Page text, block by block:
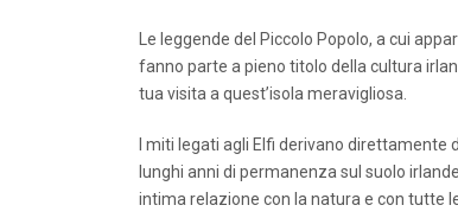
Le leggende del Piccolo Popolo, a cui
fanno parte a pieno titolo della cultura
tua visita a quest’isola meravigliosa.
I miti legati agli Elfi derivano direttamente
lunghi anni di permanenza sul suolo
intima relazione con la natura e con tutte